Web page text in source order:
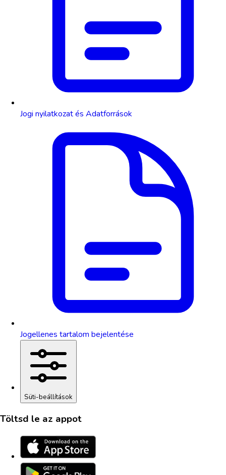
Jogi nyilatkozat és Adatforrások
Jogellenes tartalom bejelentése
Süti-beállítások
Töltsd le az appot